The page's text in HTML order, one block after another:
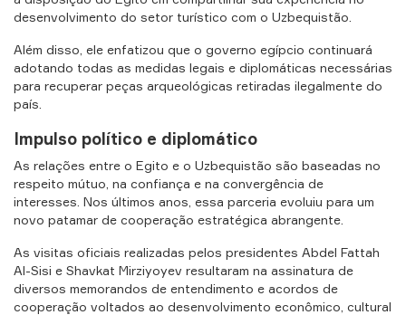
desenvolvimento do setor turístico com o Uzbequistão.
Além disso, ele enfatizou que o governo egípcio continuará
adotando todas as medidas legais e diplomáticas necessárias
para recuperar peças arqueológicas retiradas ilegalmente do
país.
Impulso político e diplomático
As relações entre o Egito e o Uzbequistão são baseadas no
respeito mútuo, na confiança e na convergência de
interesses. Nos últimos anos, essa parceria evoluiu para um
novo patamar de cooperação estratégica abrangente.
As visitas oficiais realizadas pelos presidentes Abdel Fattah
Al-Sisi e Shavkat Mirziyoyev resultaram na assinatura de
diversos memorandos de entendimento e acordos de
cooperação voltados ao desenvolvimento econômico, cultural